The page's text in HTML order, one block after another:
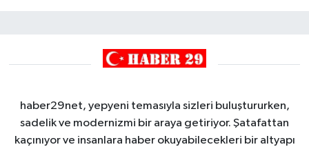
haber29net, yepyeni temasıyla sizleri buluştururken,
sadelik ve modernizmi bir araya getiriyor. Şatafattan
kaçınıyor ve insanlara haber okuyabilecekleri bir altyapı